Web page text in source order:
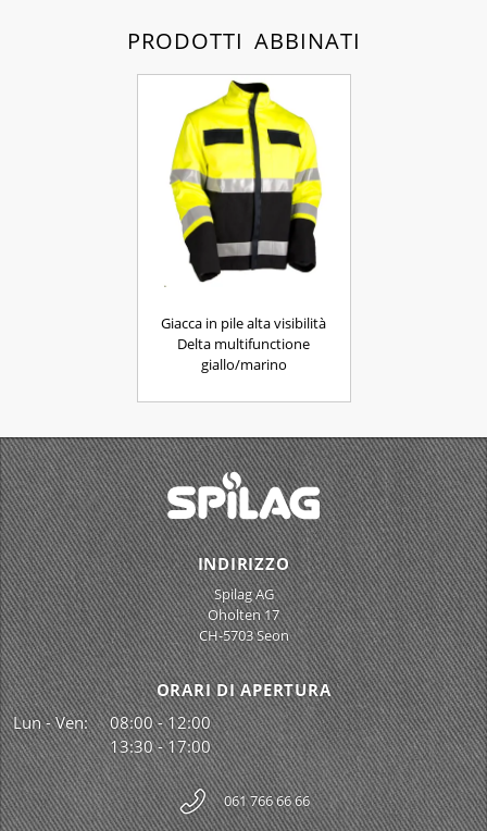
PRODOTTI ABBINATI
Giacca in pile alta visibilità
Delta multifunctione
giallo/marino
INDIRIZZO
Spilag AG
Oholten 17
CH-5703 Seon
ORARI DI APERTURA
Lun - Ven:
08:00 - 12:00
13:30 - 17:00
061 766 66 66